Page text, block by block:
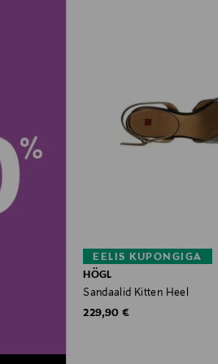
EELIS KUPONGIGA
HÖGL
Sandaalid Kitten Heel
Original Price
229,90 €